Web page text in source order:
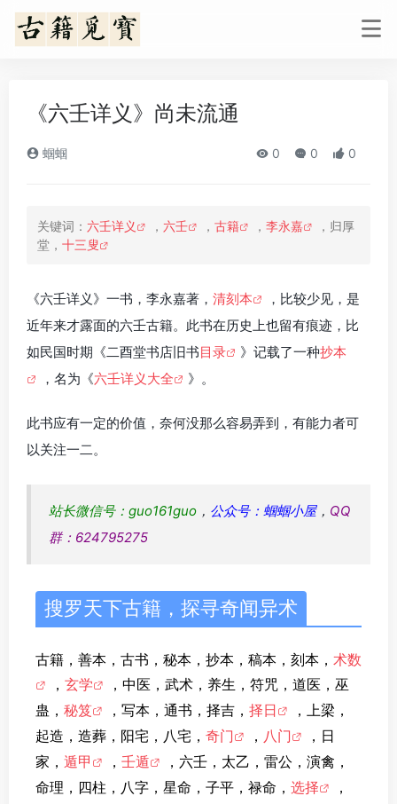
《六壬详义》尚未流通
蝈蝈 0 0 0
关键词： 六壬详义 ， 六壬 ， 古籍 ， 李永嘉
，归厚
堂， 十三叟
《六壬详义》一书，李永嘉著， 清刻本
，比较少见，是
近年来才露面的六壬古籍。此书在历史上也留有痕迹，比
如民国时期《二酉堂书店旧书目录 》记载了一种抄本
，名为《六壬详义大全 》。
此书应有一定的价值，奈何没那么容易弄到，有能力者可
以关注一二。
站长微信号：guo161guo ， 公众号：蝈蝈小屋， QQ
群：624795275
搜罗天下古籍，探寻奇闻异术
古籍，善本，古书，秘本，抄本，稿本，刻本， 术数
， 玄学
，中医，武术，养生，符咒，道医，巫
蛊， 秘笈 ，写本，通书，择吉， 择日
，上梁，
起造，造葬，阳宅，八宅， 奇门 ， 八门
，日
家， 遁甲 ， 壬遁
，六壬，太乙，雷公，演禽，
命理，四柱，八字，星命，子平，禄命， 选择
，